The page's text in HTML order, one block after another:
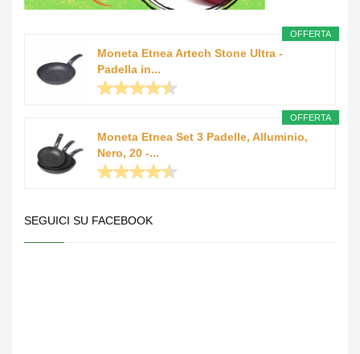
OFFERTA
Moneta Etnea Artech Stone Ultra -
Padella in...
OFFERTA
Moneta Etnea Set 3 Padelle, Alluminio,
Nero, 20 -...
SEGUICI SU FACEBOOK